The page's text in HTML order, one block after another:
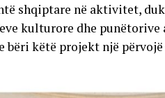
shqiptare në aktivitet,
kulturore dhe
bëri këtë projekt një